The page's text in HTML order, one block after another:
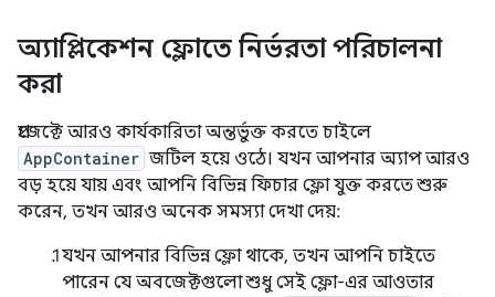
অ্যাপ্লিকেশন ফ্লোতে নির্ভরতা পরিচালনা
করা
প্রজেক্টে আরও কার্যকারিতা অন্তর্ভুক্ত করতে চাইলে
AppContainer জটিল হয়ে ওঠে। যখন আপনার অ্যাপ আরও
বড় হয়ে যায় এবং আপনি বিভিন্ন ফিচার ফ্লো যুক্ত করতে শুরু
করেন, তখন আরও অনেক সমস্যা দেখা দেয়:
যখন আপনার বিভিন্ন ফ্লো থাকে, তখন আপনি চাইতে
পারেন যে অবজেক্টগুলো শুধু সেই ফ্লো-এর আওতার